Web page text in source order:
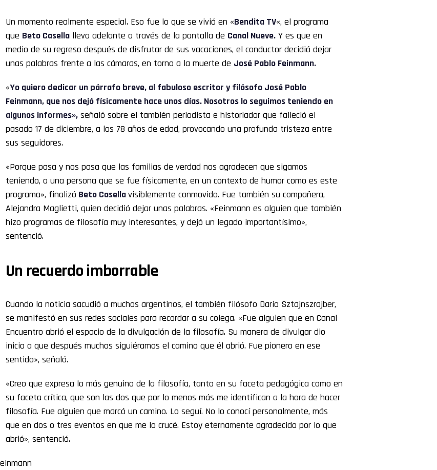
Un momento realmente especial. Eso fue lo que se vivió en «Bendita TV«, el programa
que Beto Casella lleva adelante a través de la pantalla de Canal Nueve. Y es que en
medio de su regreso después de disfrutar de sus vacaciones, el conductor decidió dejar
unas palabras frente a las cámaras, en torno a la muerte de José Pablo Feinmann.
«Yo quiero dedicar un párrafo breve, al fabuloso escritor y filósofo José Pablo
Feinmann, que nos dejó físicamente hace unos días. Nosotros lo seguimos teniendo en
algunos informes», señaló sobre el también periodista e historiador que falleció el
pasado 17 de diciembre, a los 78 años de edad, provocando una profunda tristeza entre
sus seguidores.
«Porque pasa y nos pasa que las familias de verdad nos agradecen que sigamos
teniendo, a una persona que se fue físicamente, en un contexto de humor como es este
programa», finalizó Beto Casellavisiblemente conmovido. Fue también su compañera,
Alejandra Maglietti, quien decidió dejar unas palabras. «Feinmann es alguien que también
hizo programas de filosofía muy interesantes, y dejó un legado importantísimo»,
sentenció.
Un recuerdo imborrable
Cuando la noticia sacudió a muchos argentinos, el también filósofo Darío Sztajnszrajber,
se manifestó en sus redes sociales para recordar a su colega. «Fue alguien que en Canal
Encuentro abrió el espacio de la divulgación de la filosofía. Su manera de divulgar dio
inicio a que después muchos siguiéramos el camino que él abrió. Fue pionero en ese
sentido», señaló.
«Creo que expresa lo más genuino de la filosofía, tanto en su faceta pedagógica como en
su faceta crítica, que son las dos que por lo menos más me identifican a la hora de hacer
filosofía. Fue alguien que marcó un camino. Lo seguí. No lo conocí personalmente, más
que en dos o tres eventos en que me lo crucé. Estoy eternamente agradecido por lo que
abrió», sentenció.